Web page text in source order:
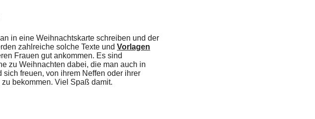
in eine Weihnachtskarte schreiben und der
zahlreiche solche Texte und Vorlagen
Frauen gut ankommen. Es sind
zu Weihnachten dabei, die man auch in
freuen, von ihrem Neffen oder ihrer
bekommen. Viel Spaß damit.